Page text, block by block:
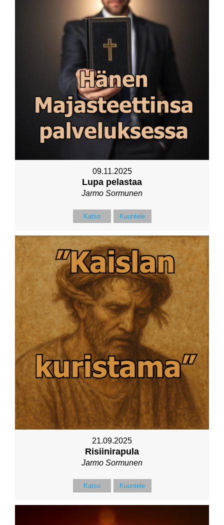
09.11.2025
Lupa pelastaa
Jarmo Sormunen
Katso Kuuntele
21.09.2025
Risiinirapula
Jarmo Sormunen
Katso Kuuntele